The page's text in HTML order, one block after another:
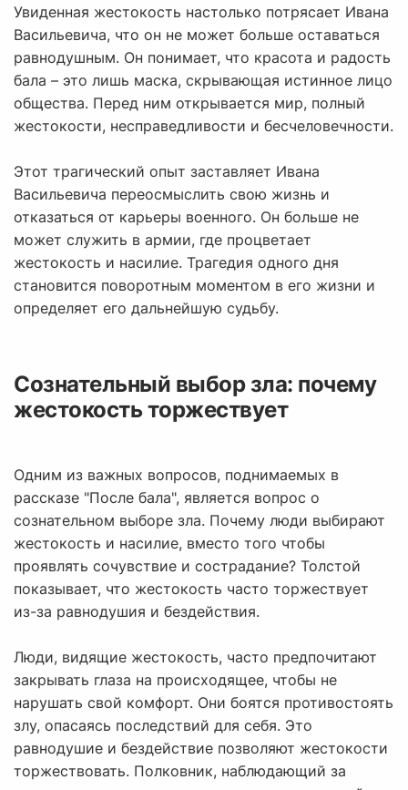
Увиденная жестокость настолько потрясает Ивана
Васильевича, что он не может больше оставаться
равнодушным. Он понимает, что красота и радость
бала – это лишь маска, скрывающая истинное лицо
общества. Перед ним открывается мир, полный
жестокости, несправедливости и бесчеловечности.
Этот трагический опыт заставляет Ивана
Васильевича переосмыслить свою жизнь и
отказаться от карьеры военного. Он больше не
может служить в армии, где процветает
жестокость и насилие. Трагедия одного дня
становится поворотным моментом в его жизни и
определяет его дальнейшую судьбу.
Сознательный выбор зла: почему
жестокость торжествует
Одним из важных вопросов, поднимаемых в
рассказе "После бала", является вопрос о
сознательном выборе зла. Почему люди выбирают
жестокость и насилие, вместо того чтобы
проявлять сочувствие и сострадание? Толстой
показывает, что жестокость часто торжествует
из-за равнодушия и бездействия.
Люди, видящие жестокость, часто предпочитают
закрывать глаза на происходящее, чтобы не
нарушать свой комфорт. Они боятся противостоять
злу, опасаясь последствий для себя. Это
равнодушие и бездействие позволяют жестокости
торжествовать. Полковник, наблюдающий за